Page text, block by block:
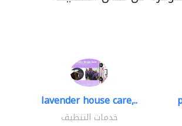
lavender house care,..
خدمات التنظيف